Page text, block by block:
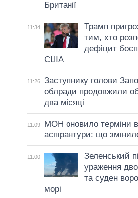
Британії
11:34
Трамп
тим, хто
дефіцит
США
11:26
Заступнику голови
облради продовжили
два місяці
11:09
МОН оновило терміни
аспірантури: що
11:00
Зеленський
ураження
та суден
морі